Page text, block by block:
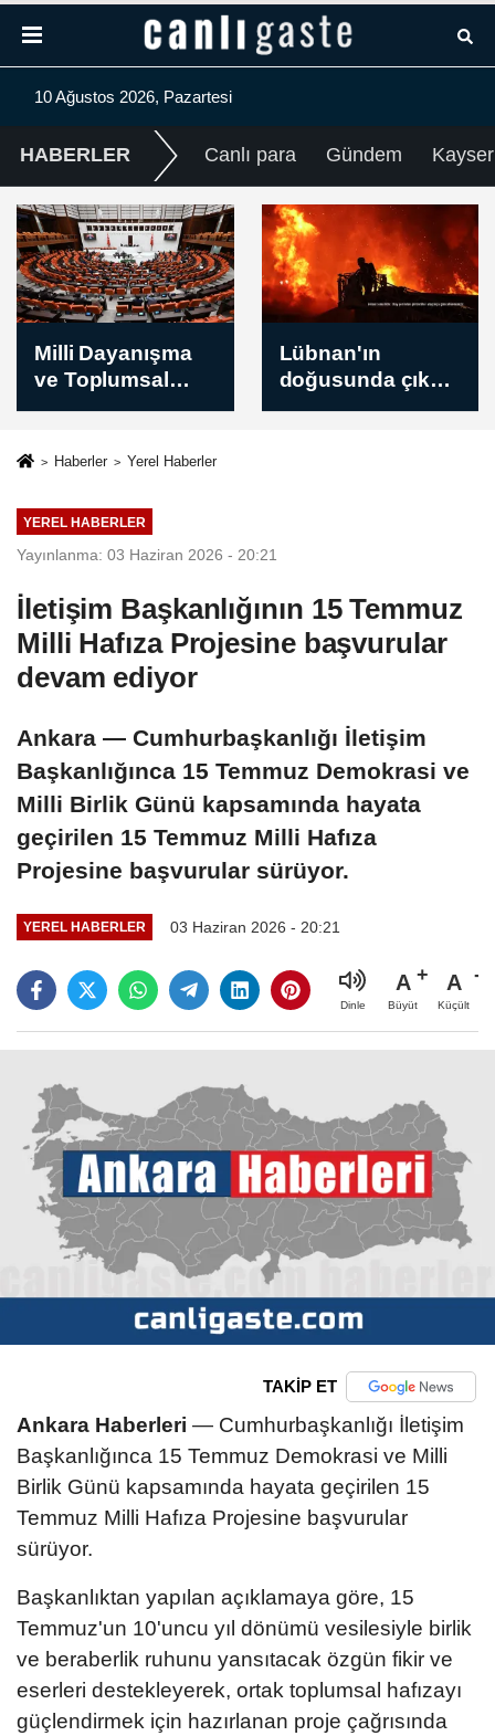
10 Ağustos 2026, Pazartesi
HABERLER Canlı para Gündem
Lübnan'ın
doğusunda çıkan
yangın tarım
verdi
Deniz Küreği
Türkiye
Şampiyonası
Haberler Yerel Haberler
YEREL HABERLER
Yayınlanma: 03 Haziran 2026 - 20:21
İletişim Başkanlığının 15 Temmuz
Milli Hafıza Projesine başvurular
devam ediyor
Ankara — Cumhurbaşkanlığı İletişim
Başkanlığınca 15 Temmuz Demokrasi ve
Milli Birlik Günü kapsamında hayata
geçirilen 15 Temmuz Milli Hafıza
Projesine başvurular sürüyor.
YEREL HABERLER 03 Haziran 2026 - 20:21
Dinle
A
Büyüt
A
Küçült
TAKİP ET
Ankara Haberleri — Cumhurbaşkanlığı İletişim
Başkanlığınca 15 Temmuz Demokrasi ve Milli
Birlik Günü kapsamında hayata geçirilen 15
Temmuz Milli Hafıza Projesine başvurular
sürüyor.
Başkanlıktan yapılan açıklamaya göre, 15
Temmuz'un 10'uncu yıl dönümü vesilesiyle birlik
ve beraberlik ruhunu yansıtacak özgün fikir ve
eserleri destekleyerek, ortak toplumsal hafızayı
güçlendirmek için hazırlanan proje çağrısında